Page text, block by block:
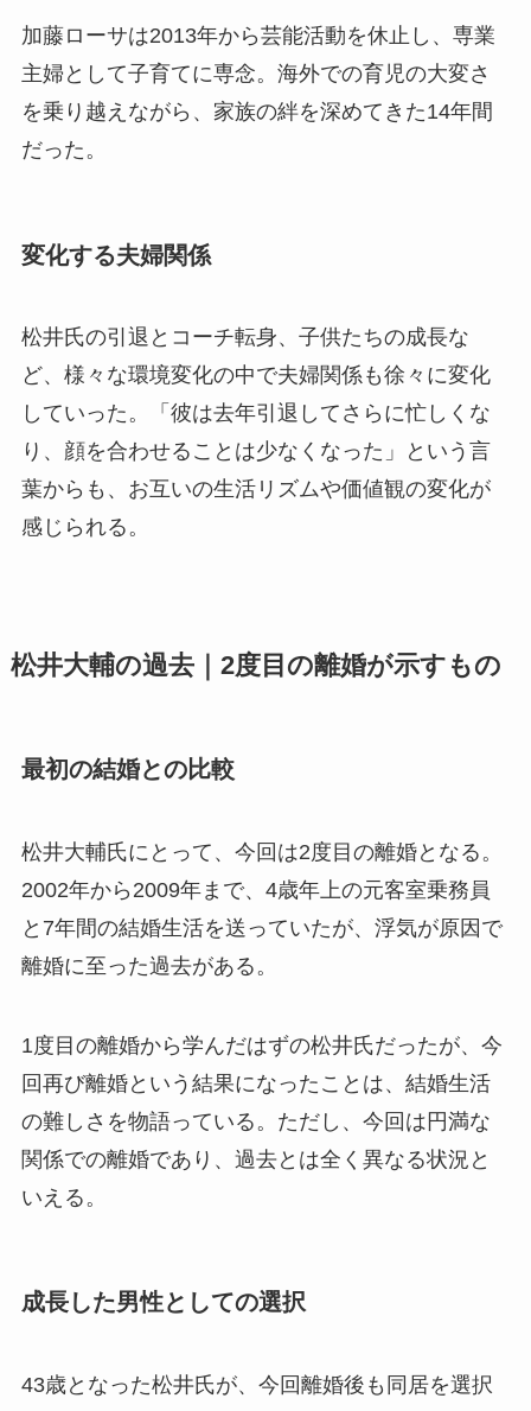
加藤ローサは2013年から芸能活動を休止し、専業
主婦として子育てに専念。海外での育児の大変さ
を乗り越えながら、家族の絆を深めてきた14年間
だった。
変化する夫婦関係
松井氏の引退とコーチ転身、子供たちの成長な
ど、様々な環境変化の中で夫婦関係も徐々に変化
していった。「彼は去年引退してさらに忙しくな
り、顔を合わせることは少なくなった」という言
葉からも、お互いの生活リズムや価値観の変化が
感じられる。
松井大輔の過去｜2度目の離婚が示すもの
最初の結婚との比較
松井大輔氏にとって、今回は2度目の離婚となる。
2002年から2009年まで、4歳年上の元客室乗務員
と7年間の結婚生活を送っていたが、浮気が原因で
離婚に至った過去がある。
1度目の離婚から学んだはずの松井氏だったが、今
回再び離婚という結果になったことは、結婚生活
の難しさを物語っている。ただし、今回は円満な
関係での離婚であり、過去とは全く異なる状況と
いえる。
成長した男性としての選択
43歳となった松井氏が、今回離婚後も同居を選択